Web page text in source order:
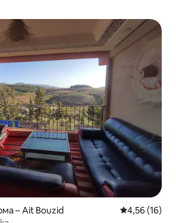
– Ait Bouzid Средна
4,56 (16)